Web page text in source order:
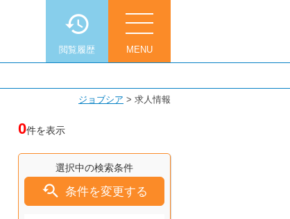
MENU
閲覧履歴
ジョブシア > 求人情報
0件を表示
選択中の検索条件
 条件を変更する